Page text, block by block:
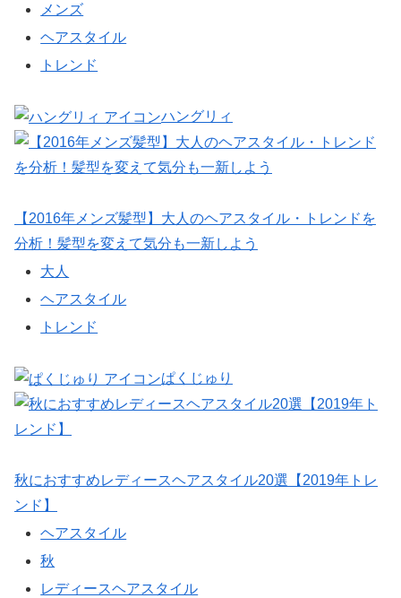
メンズ
ヘアスタイル
トレンド
ハングリィ
【2016年メンズ髪型】大人のヘアスタイル・トレンドを
分析！髪型を変えて気分も一新しよう
大人
ヘアスタイル
トレンド
ぱくじゅり
秋におすすめレディースヘアスタイル20選【2019年トレ
ンド】
ヘアスタイル
秋
レディースヘアスタイル